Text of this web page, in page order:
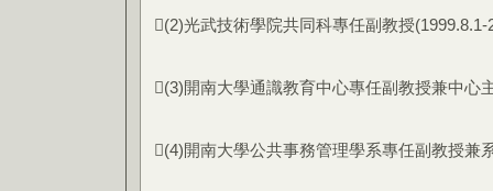
(2)光武技術學院共同科專任副教授(1999.8.1-
(3)開南大學通識教育中心專任副教授兼中心
(4)開南大學公共事務管理學系專任副教授兼